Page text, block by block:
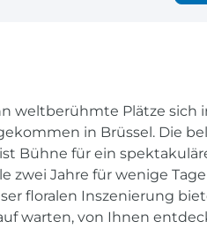
weltberühmte Plätze sich
in Brüssel. Die
Bühne für ein
zwei Jahre für wenige
floralen Inszenierung
warten, von Ihnen